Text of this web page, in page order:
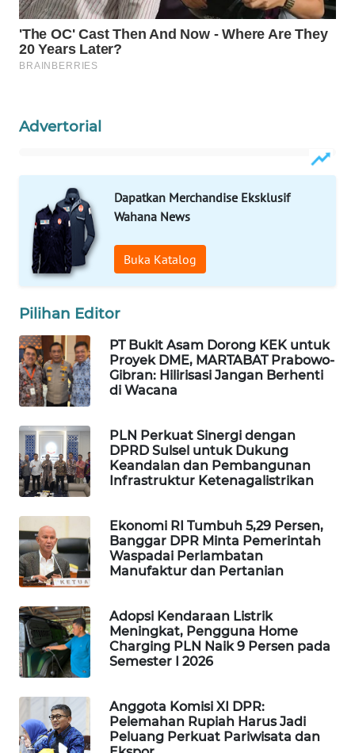
Advertorial
Dapatkan Merchandise Eksklusif
Wahana News
Buka Katalog
Pilihan Editor
PT Bukit Asam Dorong KEK untuk
Proyek DME, MARTABAT Prabowo-
Gibran: Hilirisasi Jangan Berhenti
di Wacana
PLN Perkuat Sinergi dengan
DPRD Sulsel untuk Dukung
Keandalan dan Pembangunan
Infrastruktur Ketenagalistrikan
Ekonomi RI Tumbuh 5,29 Persen,
Banggar DPR Minta Pemerintah
Waspadai Perlambatan
Manufaktur dan Pertanian
Adopsi Kendaraan Listrik
Meningkat, Pengguna Home
Charging PLN Naik 9 Persen pada
Semester I 2026
Anggota Komisi XI DPR:
Pelemahan Rupiah Harus Jadi
Peluang Perkuat Pariwisata dan
WAHANANEWS
NET
WAHANA
WAHANA
WAHANA
SELEB
WAHANA
PERSONA
OTOMOTIF
WAHANA
HEALTH
DESA
WISATA
LAPAK
Wahana
Network
KONSUMEN
LISTRIK
MASYARAKAT
KELISTRIKAN
WALINKI
ID